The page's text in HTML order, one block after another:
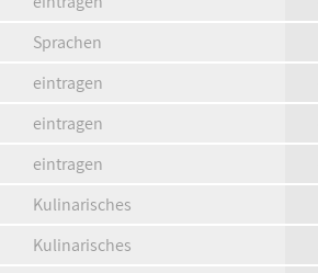
Sprachen
eintragen
eintragen
eintragen
Kulinarisches
Kulinarisches